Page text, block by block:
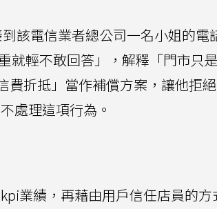
到該電信業者總公司一名小姐的電
就輕不敢回答」，解釋「門市只
費折抵」當作補償方案，讓他拒
處理這項行為。
業績，再藉由用戶信任店員的方